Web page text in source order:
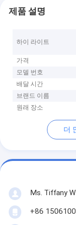
제품 설명
하이 라이트
가격
모델 번호
배달 시간
브랜드 이름
원래 장소
더
Ms. Tiffany
+86